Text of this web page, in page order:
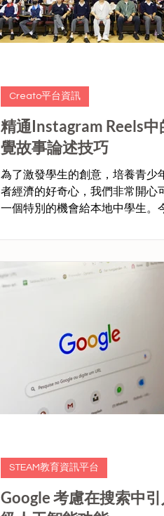
精通Instagram Reels中
覺故事論述技巧
為了激發學生的創意，培養青少
者經濟的好奇心，我們非常開心
一個特別的機會給本地中學生。
多達70多名學生參加，由經驗豐
如何使用Instagram Reels進行影
Creato平台資訊
Google 考慮在搜索中引
STEAM教育資訊平台